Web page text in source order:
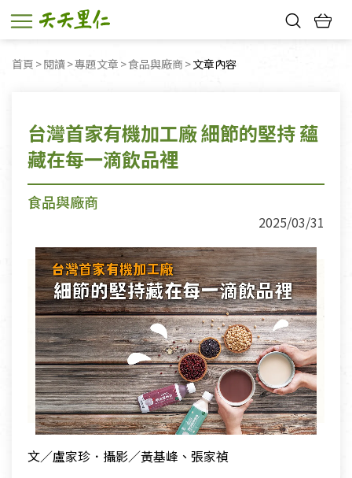
首頁 閱讀 專題文章 食品與廠商 目前頁面：
文章內容
台灣首家有機加工廠 細節的堅持 蘊
藏在每一滴飲品裡
食品與廠商
2025/03/31
文／盧家珍．攝影／黃基峰、張家禎